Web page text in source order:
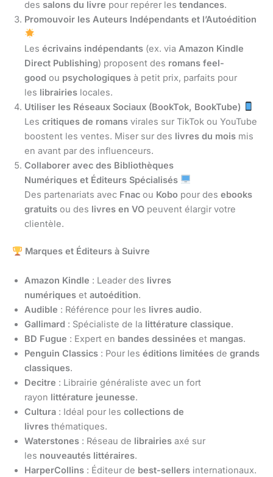
des salons du livre pour repérer les tendances.
Promouvoir les Auteurs Indépendants et l’Autoédition
Les écrivains indépendants (ex. via Amazon Kindle
Direct Publishing) proposent des romans feel-
good ou psychologiques à petit prix, parfaits pour
les librairies locales.
Utiliser les Réseaux Sociaux (BookTok, BookTube)
Les critiques de romans virales sur TikTok ou YouTube
boostent les ventes. Miser sur des livres du mois mis
en avant par des influenceurs.
Collaborer avec des Bibliothèques
Numériques et Éditeurs Spécialisés
Des partenariats avec Fnac ou Kobo pour des ebooks
gratuits ou des livres en VO peuvent élargir votre
clientèle.
Marques et Éditeurs à Suivre
Amazon Kindle : Leader des livres
numériques et autoédition.
Audible : Référence pour les livres audio.
Gallimard : Spécialiste de la littérature classique.
BD Fugue : Expert en bandes dessinées et mangas.
Penguin Classics : Pour les éditions limitées de grands
classiques.
Decitre : Librairie généraliste avec un fort
rayon littérature jeunesse.
Cultura : Idéal pour les collections de
livres thématiques.
Waterstones : Réseau de librairies axé sur
les nouveautés littéraires.
HarperCollins : Éditeur de best-sellers internationaux.